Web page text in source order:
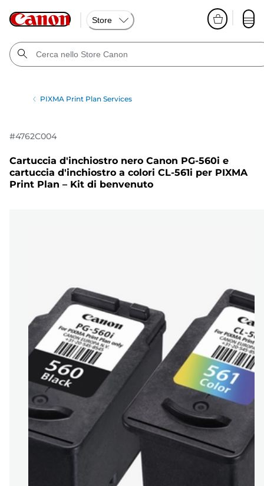
Store
PIXMA Print Plan Services
#4762C004
Cartuccia d'inchiostro nero Canon PG-560i e
cartuccia d'inchiostro a colori CL-561i per PIXMA
Print Plan – Kit di benvenuto